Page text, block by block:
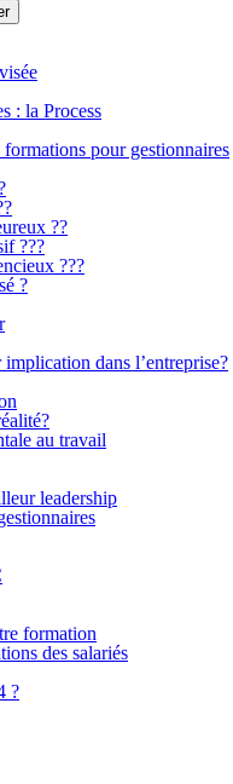
: la Process
pour gestionnaires
??
???
???
?
dans l’entreprise?
au travail
leadership
formation
des salariés
?